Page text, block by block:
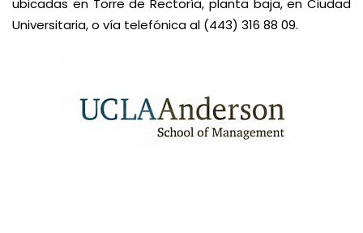
ubicadas en Torre de Rectoría, planta baja, en Ciudad
Universitaria, o vía telefónica al (443) 316 88 09.